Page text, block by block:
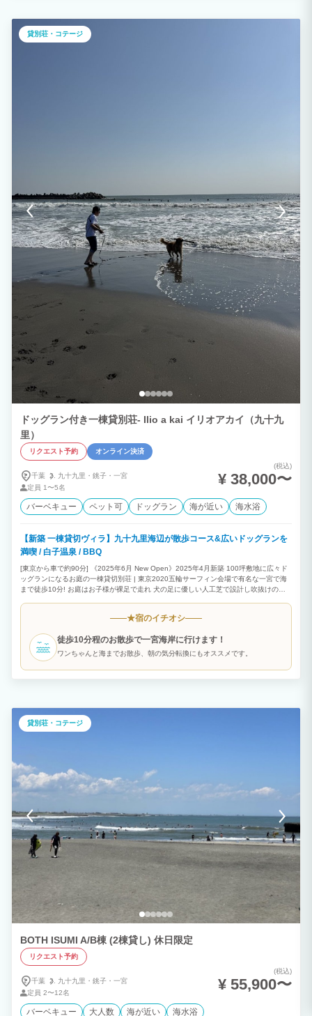
さい。 チェックインの際に鍵を直接お渡しさせていただきますので、安心してお越
しください。 皆様のお越しを心よりお待ちしております。 ＜名前の由来＞
MALAMA MONSTERAのMALANA（マラマ）、とは「思いやりの心」を意味するハワ
貸別荘・コテージ
ドッグラン付き一棟貸別荘- Ilio a kai イリオアカイ（九十九
里）
リクエスト予約 オンライン決済
千葉 九十九里・ 銚子・ 一宮
定員 1〜5名
(税込)
¥ 38,000〜
バーベキュー ペット可 ドッグラン 海が近い 海水浴
【新築 一棟貸切ヴィラ】九十九里海辺が散歩コース&広いドッグランを
満喫 / 白子温泉 / BBQ
[東京から車で約90分] 《2025年6月 New Open》2025年4月新築 100坪敷地に広々ド
ッグランになるお庭の一棟貸切別荘 | 東京2020五輪サーフィン会場で有名な一宮で海
まで徒歩10分! お庭はお子様が裸足で走れ 犬の足に優しい人工芝で設計し吹抜けのリ
関脇/お庭の水道エリアで汚れた足などを洗うことができます。
★宿のイチオシ
徒歩10分程のお散歩で一宮海岸に行けます！
ワンちゃんと海までお散歩、朝の気分転換にもオススメです。
貸別荘・コテージ
BOTH ISUMI A/B棟 (2棟貸し) 休日限定
リクエスト予約
千葉 九十九里・ 銚子・ 一宮
定員 2〜12名
(税込)
¥ 55,900〜
バーベキュー 大人数 海が近い 海水浴